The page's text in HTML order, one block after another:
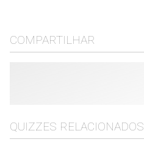
COMPARTILHAR
QUIZZES RELACIONADOS